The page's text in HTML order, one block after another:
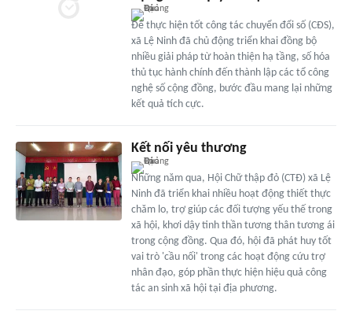
Để thực hiện tốt công tác chuyển đổi số (CĐS),
xã Lệ Ninh đã chủ động triển khai đồng bộ
nhiều giải pháp từ hoàn thiện hạ tầng, số hóa
thủ tục hành chính đến thành lập các tổ công
nghệ số cộng đồng, bước đầu mang lại những
kết quả tích cực.
Kết nối yêu thương
Những năm qua, Hội Chữ thập đỏ (CTĐ) xã Lệ
Ninh đã triển khai nhiều hoạt động thiết thực
chăm lo, trợ giúp các đối tượng yếu thế trong
xã hội, khơi dậy tinh thần tương thân tương ái
trong cộng đồng. Qua đó, hội đã phát huy tốt
vai trò 'cầu nối' trong các hoạt động cứu trợ
nhân đạo, góp phần thực hiện hiệu quả công
tác an sinh xã hội tại địa phương.